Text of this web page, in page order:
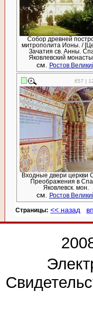
Собор древней
митрополита Ионы. /
Зачатия св. Анны.
Яковлевский
см. Ростов
657 |
Входные двери церкви
Преображения в
Яковлевск. мон.
см. Ростов
Cтраницы: << назад